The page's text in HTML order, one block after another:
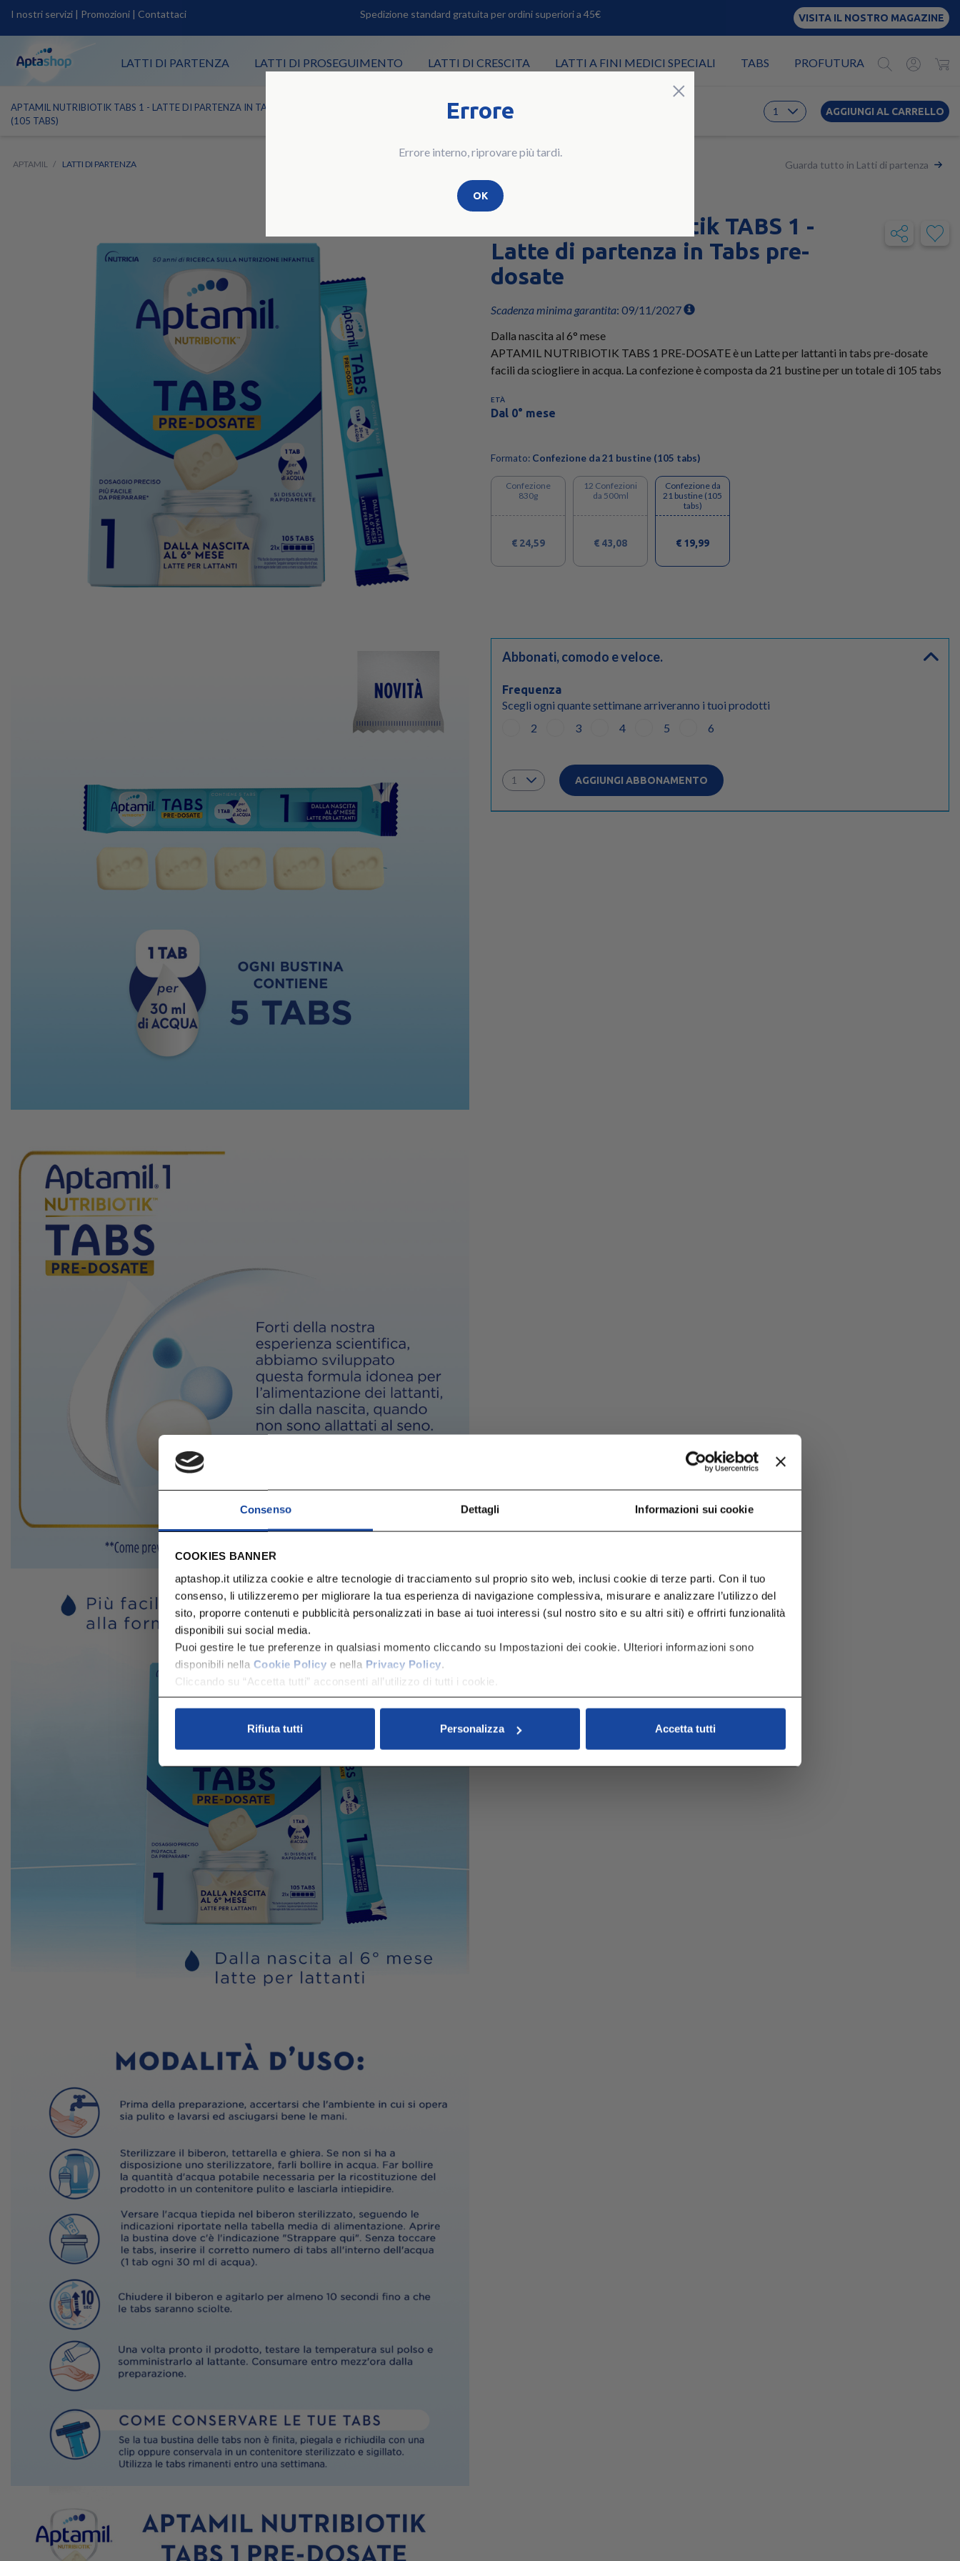
Consenso Dettagli Informazioni sui cookie
COOKIES BANNER
aptashop.it utilizza cookie e altre tecnologie di tracciamento sul proprio sito web, inclusi cookie di terze parti. Con il tuo
consenso, li utilizzeremo per migliorare la tua esperienza di navigazione complessiva, misurare e analizzare l’utilizzo del
sito, proporre contenuti e pubblicità personalizzati in base ai tuoi interessi (sul nostro sito e su altri siti) e offrirti funzionalità
disponibili sui social media.
Puoi gestire le tue preferenze in qualsiasi momento cliccando su Impostazioni dei cookie. Ulteriori informazioni sono
disponibili nella Cookie Policy e nella Privacy Policy.
Cliccando su “Accetta tutti” acconsenti all’utilizzo di tutti i cookie.
Rifiuta tutti Personalizza Accetta tutti
APTAMIL NUTRIBIOTIK TABS 1 - LATTE DI PARTENZA IN TABS PRE-DOSATE CONFEZIONE DA 21 BUSTINE
(105 TABS)
AGGIUNGI AL CARRELLO
APTAMIL LATTI DI PARTENZA Guarda tutto in Latti di partenza
LATTI DI PARTENZA
APTAMIL Nutribiotik TABS 1 -
Latte di partenza in Tabs pre-
dosate
Scadenza minima garantita: 09/11/2027
Dalla nascita al 6° mese
APTAMIL NUTRIBIOTIK TABS 1 PRE-DOSATE è un Latte per lattanti in tabs pre-dosate
facili da sciogliere in acqua. La confezione è composta da 21 bustine per un totale di 105 tabs
ETÀ
Dal 0° mese
Formato: Confezione da 21 bustine (105 tabs)
Confezione
830g
€ 24,59
12 Confezioni
da 500ml
€ 43,08
Confezione da
21 bustine (105
tabs)
€ 19,99
Abbonati, comodo e veloce.
Frequenza
Scegli ogni quante settimane arriveranno i tuoi prodotti
2
3 4 5 6
AGGIUNGI ABBONAMENTO
×
Errore
Errore interno, riprovare più tardi.
OK
I nostri servizi | Promozioni | Contattaci Spedizione standard gratuita per ordini superiori a 45€ VISITA IL NOSTRO MAGAZINE
LATTI DI PARTENZA LATTI DI PROSEGUIMENTO LATTI DI CRESCITA LATTI A FINI MEDICI SPECIALI TABS PROFUTURA